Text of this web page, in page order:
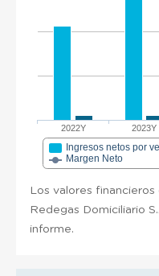
2022Y 2023Y
Ingresos netos por
Margen Neto
Los valores
Redegas Domiciliario
informe.